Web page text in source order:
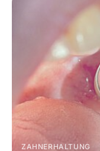
ZAHNERHALTUNG